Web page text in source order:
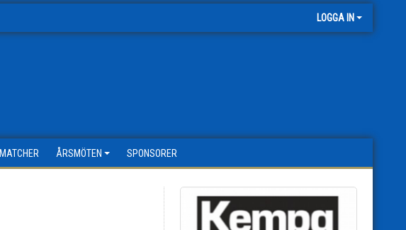
LOGGA IN
MATCHER ÅRSMÖTEN SPONSORER